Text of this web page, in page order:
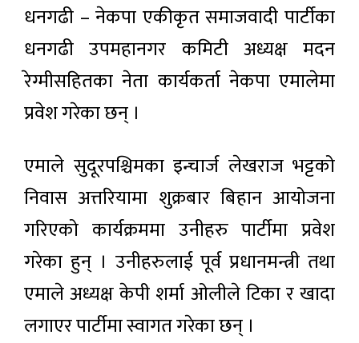
धनगढी – नेकपा एकीकृत समाजवादी पार्टीका
धनगढी उपमहानगर कमिटी अध्यक्ष मदन
रेग्मीसहितका नेता कार्यकर्ता नेकपा एमालेमा
प्रवेश गरेका छन् ।
एमाले सुदूरपश्चिमका इन्चार्ज लेखराज भट्टको
निवास अत्तरियामा शुक्रबार बिहान आयोजना
गरिएको कार्यक्रममा उनीहरु पार्टीमा प्रवेश
गरेका हुन् । उनीहरुलाई पूर्व प्रधानमन्त्री तथा
एमाले अध्यक्ष केपी शर्मा ओलीले टिका र खादा
लगाएर पार्टीमा स्वागत गरेका छन् ।